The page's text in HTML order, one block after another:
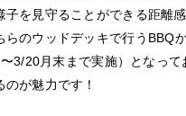
子を見守ることができる距離
らのウッドデッキで行うBBQ
3/20月末まで実施）となって
が魅力です！